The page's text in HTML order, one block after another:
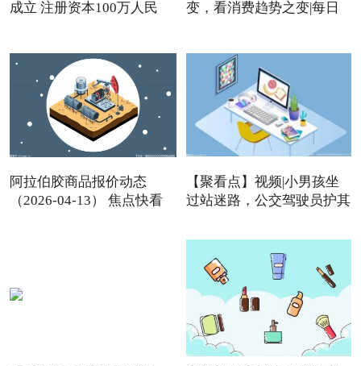
成立 注册资本100万人民
变，看消费趋势之变|每日
阿拉伯胶商品报价动态
（2026-04-13） 焦点快看
【聚看点】视频|小男孩坐
过站迷路，公交驾驶员护其